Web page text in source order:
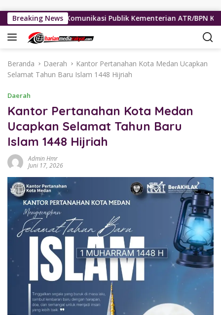
Breaking News
Komunikasi Publik Kementerian ATR/BPN Kembali
Beranda Daerah
Kantor Pertanahan Kota Medan Ucapkan
Selamat Tahun Baru Islam 1448 Hijriah
Daerah
Kantor Pertanahan Kota Medan
Ucapkan Selamat Tahun Baru
Islam 1448 Hijriah
Admin Hmr
Juni 17, 2026